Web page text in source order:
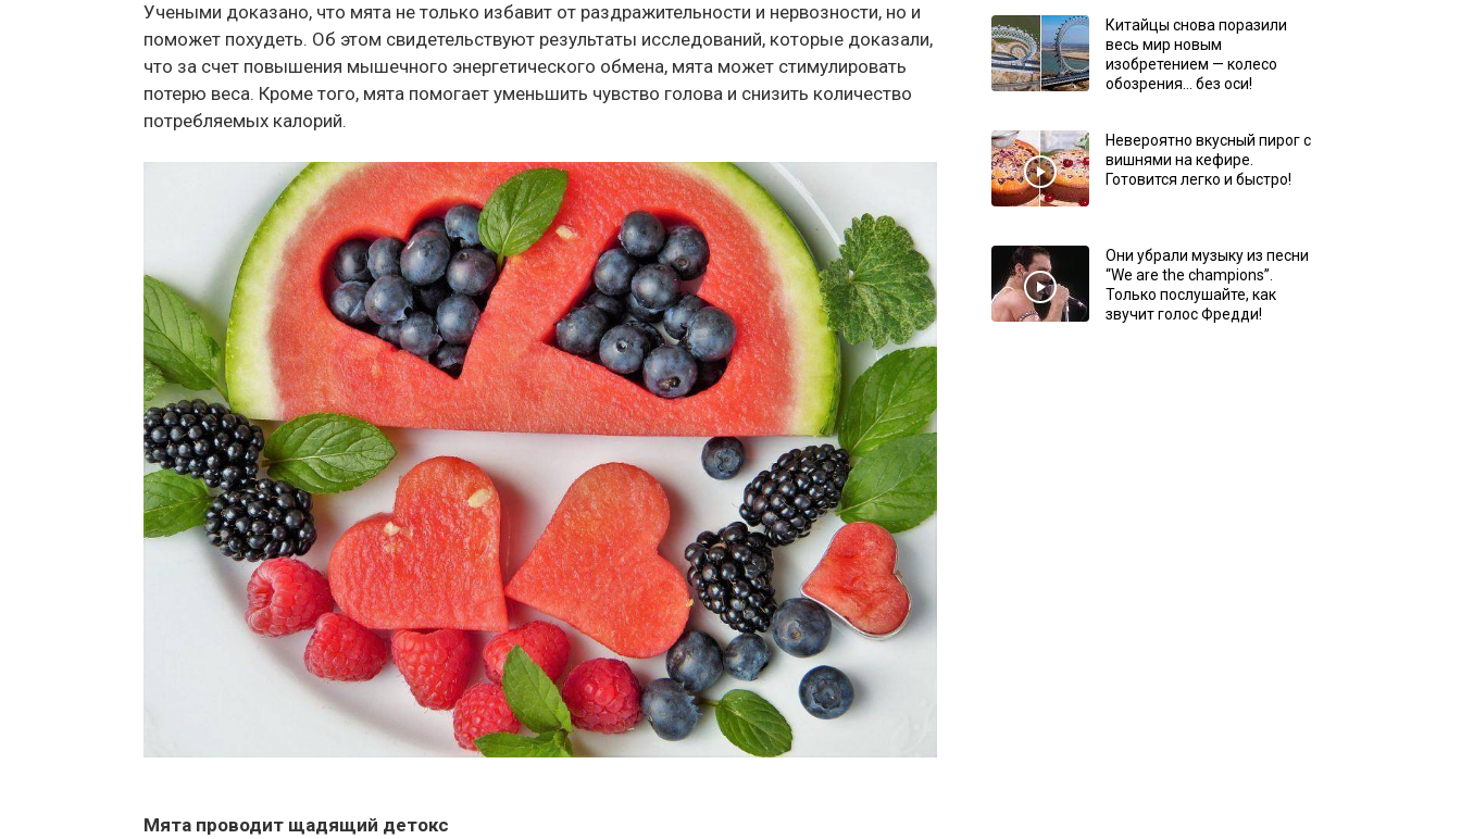
Учеными доказано, что мята не только избавит от раздражительности и нервозности, но и
поможет похудеть. Об этом свидетельствуют результаты исследований, которые доказали,
что за счет повышения мышечного энергетического обмена, мята может стимулировать
потерю веса. Кроме того, мята помогает уменьшить чувство голова и снизить количество
потребляемых калорий.
Мята проводит щадящий детокс
Китайцы снова поразили
весь мир новым
изобретением — колесо
обозрения… без оси!
Невероятно вкусный пирог с
вишнями на кефире.
Готовится легко и быстро!
Они убрали музыку из песни
“We are the champions”.
Только послушайте, как
звучит голос Фредди!